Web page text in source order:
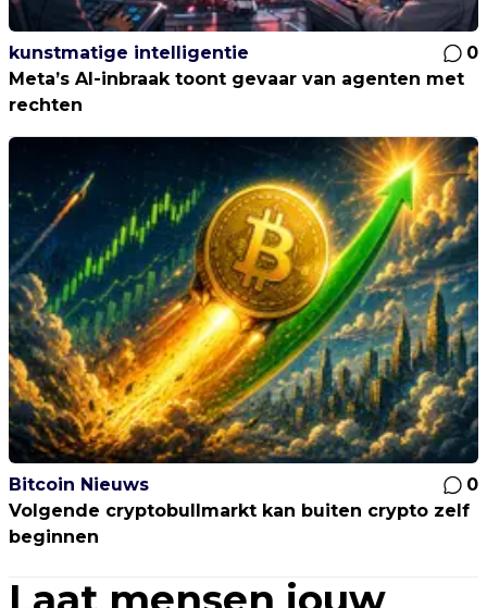
kunstmatige intelligentie
0
Meta’s AI-inbraak toont gevaar van agenten met
rechten
Bitcoin Nieuws
0
Volgende cryptobullmarkt kan buiten crypto zelf
beginnen